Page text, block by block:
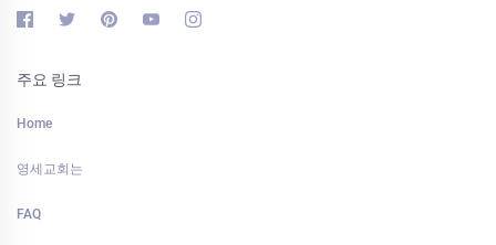
주요 링크
Home
영세교회는
FAQ